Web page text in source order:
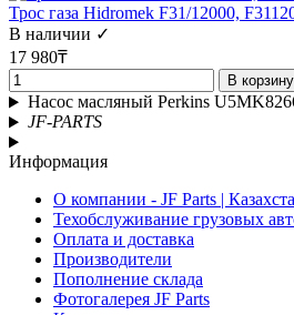
Трос газа Hidromek F31/12000,
В наличии ✓
17 980₸
В корзину
Насос масляный Perkins
JF-PARTS
Информация
О компании - JF Parts |
Техобслуживание грузовых
Оплата и доставка
Производители
Пополнение склада
Фотогалерея JF Parts